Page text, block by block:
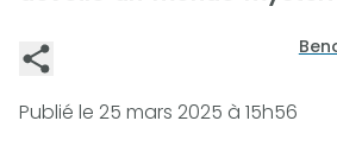
Publié le 25 mars 2025 à 15h56